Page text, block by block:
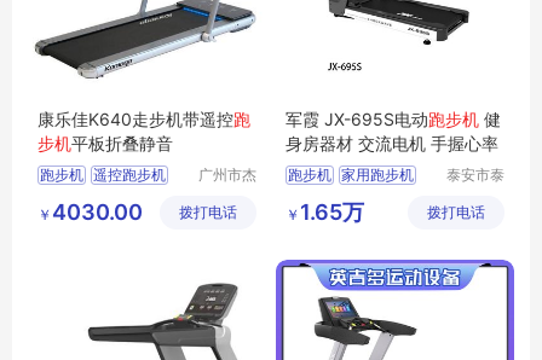
康乐佳K640走步机带遥控跑
步机平板折叠静音
跑步机 遥控跑步机
广州市杰
材有限公
￥ 4030.00 拨打电话
军霞 JX-695S电动跑步机 健
身房器材 交流电机 手握心率
跑步机 家用跑步机
健身跑步机
泰安市泰
瑞特健身
￥ 1.65万 拨打电话